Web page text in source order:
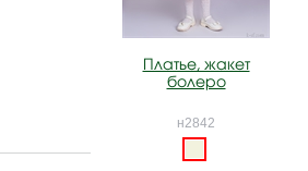
Платье, жакет
болеро
н2842